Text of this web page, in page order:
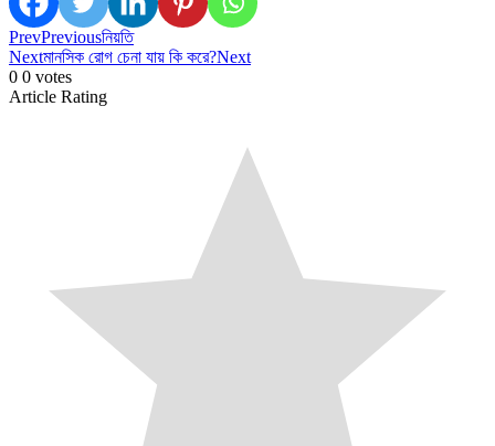
PrevPreviousনিয়তি
Nextমানসিক রোগ চেনা যায় কি করে?Next
0 0 votes
Article Rating